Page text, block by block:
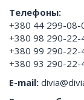
Телефоны:
+380 44 299-08-
+380 98 290-22-
+380 99 290-22-
+380 93 290-22-
E-mail: